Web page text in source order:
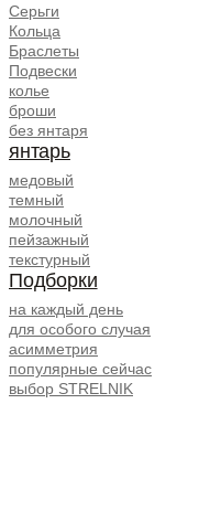
Серьги
Кольца
Браслеты
Подвески
колье
броши
без янтаря
янтарь
медовый
темный
молочный
пейзажный
текстурный
Подборки
на каждый день
для особого случая
асимметрия
популярные сейчас
выбор STRELNIK